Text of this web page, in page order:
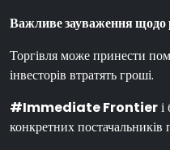
Важливе зауваження щодо
Торгівля може принести
інвесторів втратять гроші.
#Immediate Frontier
конкретних постачальників